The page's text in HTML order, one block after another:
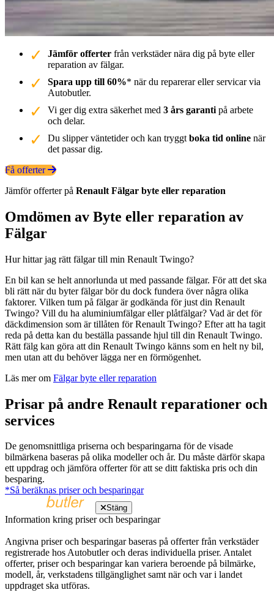
Jämför offerter från verkstäder nära dig på byte eller
reparation av fälgar.
Spara upp till 60%* när du reparerar eller servicar via
Autobutler.
Vi ger dig extra säkerhet med 3 års garanti på arbete
och delar.
Du slipper väntetider och kan tryggt boka tid online när
det passar dig.
Få offerter
Jämför offerter på Renault Fälgar byte eller reparation
Omdömen av Byte eller reparation av
Fälgar
Hur hittar jag rätt fälgar till min Renault Twingo?
En bil kan se helt annorlunda ut med passande fälgar. För att det ska
bli rätt när du byter fälgar bör du dock fundera över några olika
faktorer. Vilken tum på fälgar är godkända för just din Renault
Twingo? Vill du ha aluminiumfälgar eller plåtfälgar? Vad är det för
däckdimension som är tillåten för Renault Twingo? Efter att ha tagit
reda på detta kan du beställa passande hjul till din Renault Twingo.
Rätt fälg kan göra att din Renault Twingo känns som en helt ny bil,
men utan att du behöver lägga ner en förmögenhet.
Läs mer om Fälgar byte eller reparation
Prisar på andre Renault reparationer och
services
De genomsnittliga priserna och besparingarna för de visade
bilmärkena baseras på olika modeller och år. Du måste därför skapa
ett uppdrag och jämföra offerter för att se ditt faktiska pris och din
besparing.
*Så beräknas priser och besparingar
Stäng
Information kring priser och besparingar
Angivna priser och besparingar baseras på offerter från verkstäder
registrerade hos Autobutler och deras individuella priser. Antalet
offerter, priser och besparingar kan variera beroende på bilmärke,
modell, år, verkstadens tillgänglighet samt när och var i landet
uppdraget ska utföras.